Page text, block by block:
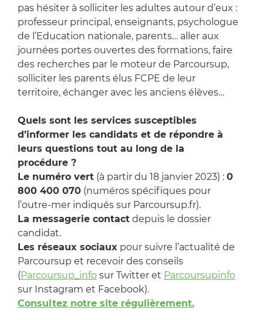
pas hésiter à solliciter les adultes autour d’eux :
professeur principal, enseignants, psychologue
de l’Education nationale, parents… aller aux
journées portes ouvertes des formations, faire
des recherches par le moteur de Parcoursup,
solliciter les parents élus FCPE de leur
territoire, échanger avec les anciens élèves…
Quels sont les services susceptibles
d’informer les candidats et de répondre à
leurs questions tout au long de la
procédure ?
Le numéro vert (à partir du 18 janvier 2023) : 0
800 400 070 (numéros spécifiques pour
l’outre-mer indiqués sur Parcoursup.fr).
La messagerie contact depuis le dossier
candidat.
Les réseaux sociaux pour suivre l’actualité de
Parcoursup et recevoir des conseils
(Parcoursup_info sur Twitter et Parcoursupinfo
sur Instagram et Facebook).
Consultez notre site régulièrement.